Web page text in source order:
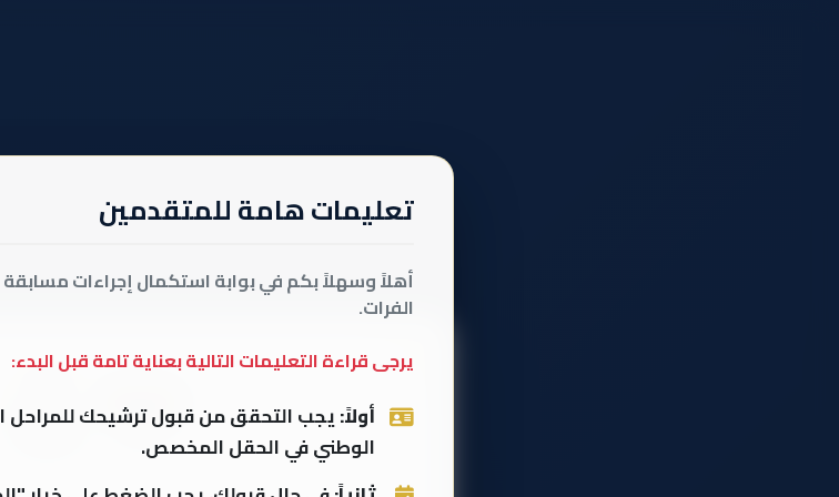
تعليمات هامة للمتقدمين
أهلاً وسهلاً بكم في بوابة استكمال إجراءات
الفرات.
يرجى قراءة التعليمات التالية بعناية تامة قبل البدء:
أولاً:يجب التحقق من قبول ترشيحك للمراحل
الوطني في الحقل المخصص.